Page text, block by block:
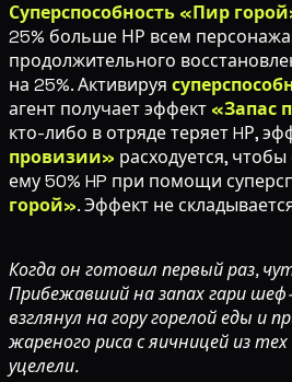
Суперспособность «Пир
25% больше НР всем
продолжительного
на 25%. Активируя
агент получает эффект «Запас
кто-либо в отряде теряет HР,
провизии» расходуется,
ему 50% HP при помощи
горой». Эффект не
Когда он готовил первый раз,
Прибежавший на запах гари
взглянул на гору горелой еды и
жареного риса с яичницей из
уцелели.